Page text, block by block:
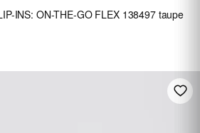
INS: ON-THE-GO FLEX 138497 taupe